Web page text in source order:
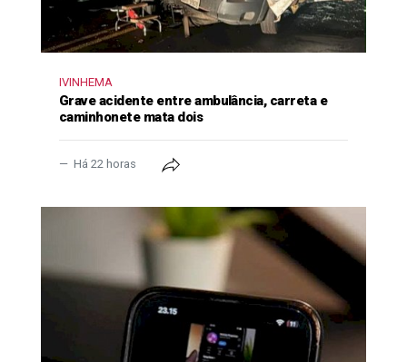
IVINHEMA
Grave acidente entre ambulância, carreta e
caminhonete mata dois
Há 22 horas